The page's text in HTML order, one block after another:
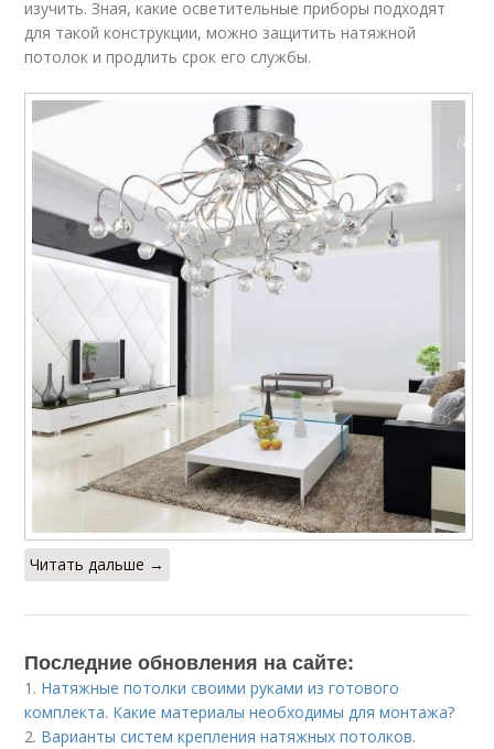
изучить. Зная, какие осветительные приборы подходят
для такой конструкции, можно защитить натяжной
потолок и продлить срок его службы.
Читать дальше →
Последние обновления на сайте:
1. Натяжные потолки своими руками из готового
комплекта. Какие материалы необходимы для монтажа?
2. Варианты систем крепления натяжных потолков.